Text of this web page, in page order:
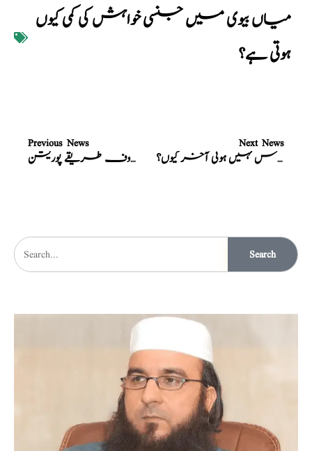
میاں بیوی میں جنسی خواہش کی کمی کیوں
ہوتی ہے؟
Previous News
مباشرت کے زیادہ معروف طریقے پوریشن
Next News
بیوی سے مباشرت کرنے پر لذت محسوس نہیں ہوتی آخر کیوں؟
Search